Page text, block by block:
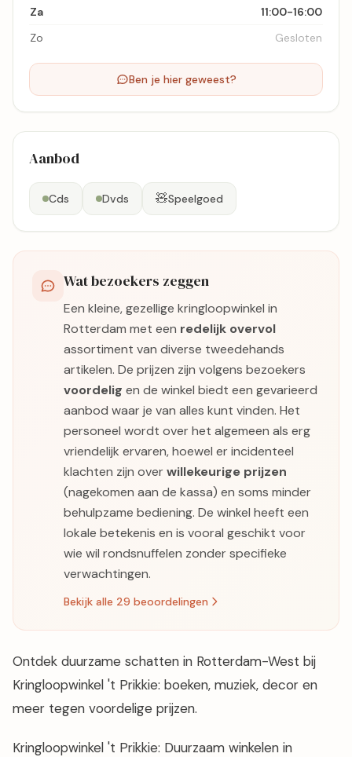
Za
11:00-16:00
Zo
Gesloten
Ben je hier geweest?
Aanbod
Cds Dvds 🧸Speelgoed
Wat bezoekers zeggen
Een kleine, gezellige kringloopwinkel in
Rotterdam met een redelijk overvol
assortiment van diverse tweedehands
artikelen. De prijzen zijn volgens bezoekers
voordelig en de winkel biedt een gevarieerd
aanbod waar je van alles kunt vinden. Het
personeel wordt over het algemeen als erg
vriendelijk ervaren, hoewel er incidenteel
klachten zijn over willekeurige prijzen
(nagekomen aan de kassa) en soms minder
behulpzame bediening. De winkel heeft een
lokale betekenis en is vooral geschikt voor
wie wil rondsnuffelen zonder specifieke
verwachtingen.
Bekijk alle 29 beoordelingen
Ontdek duurzame schatten in Rotterdam-West bij
Kringloopwinkel 't Prikkie: boeken, muziek, decor en
meer tegen voordelige prijzen.
Kringloopwinkel 't Prikkie: Duurzaam winkelen in